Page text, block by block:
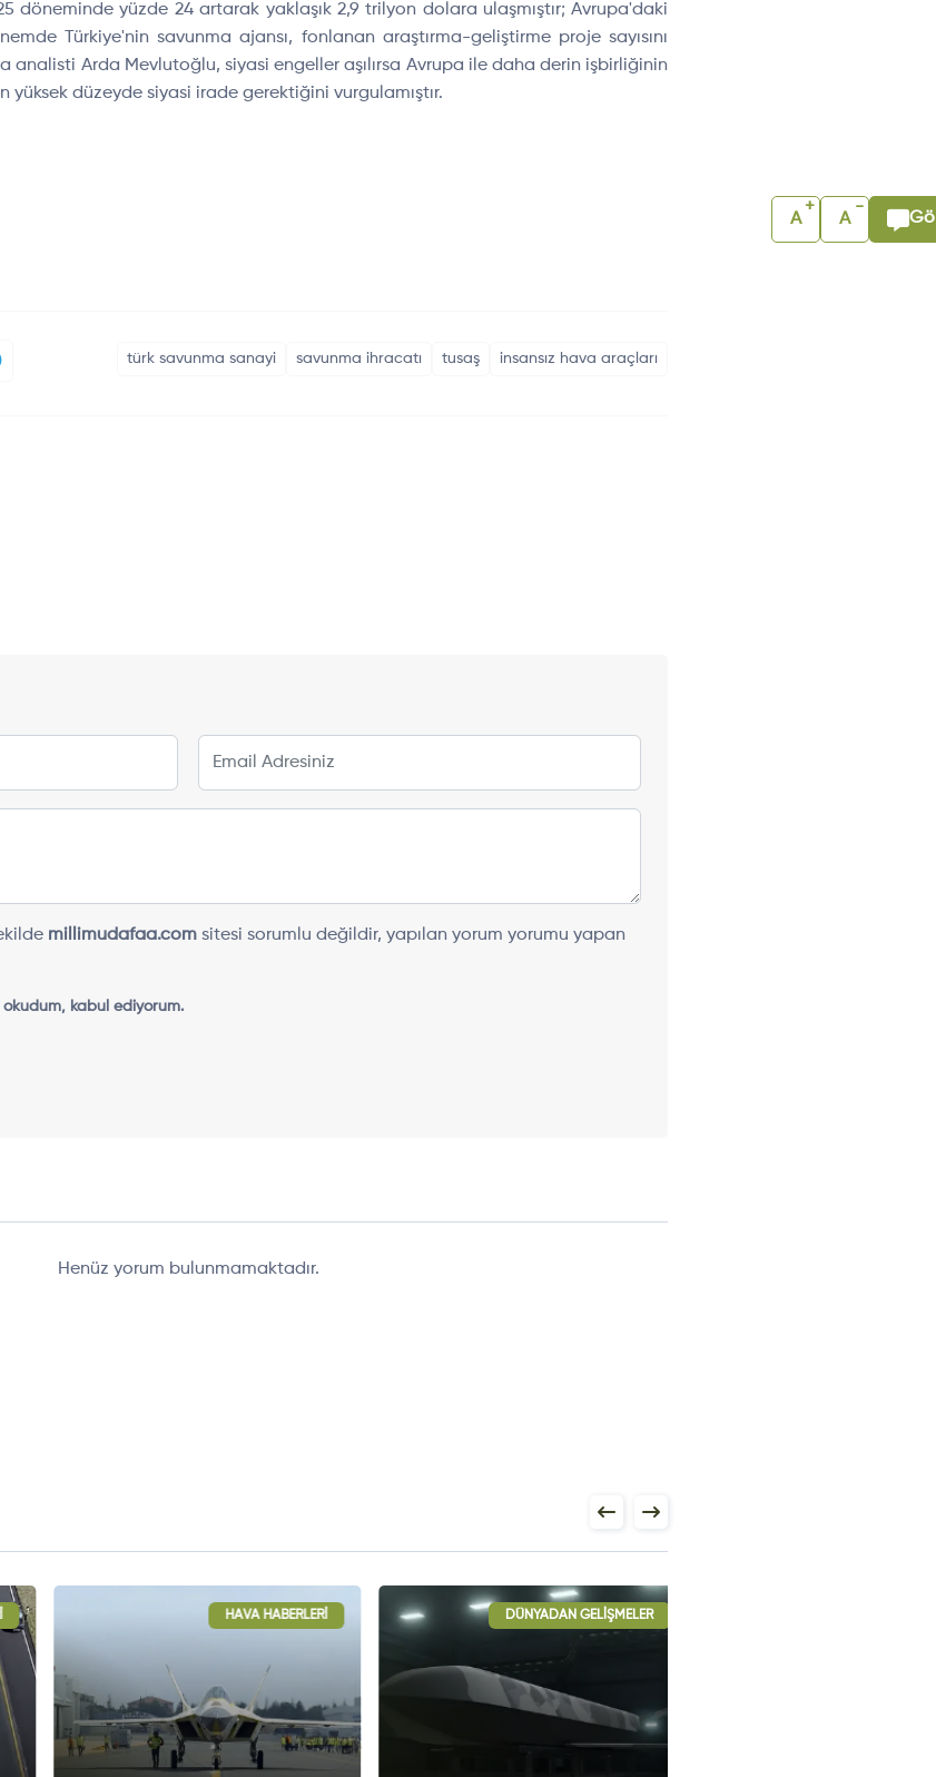
döneminde yüzde 24 artarak yaklaşık 2,9 trilyon dolara ulaşmıştır; Avrupa'daki
Türkiye'nin savunma ajansı, fonlanan araştırma-geliştirme proje sayısını
analisti Arda Mevlutoğlu, siyasi engeller aşılırsa Avrupa ile daha derin işbirliğinin
düzeyde siyasi irade gerektiğini vurgulamıştır.
türk savunma sanayi savunma ihracatı tusaş insansız hava araçları
millimudafaa.comsitesi sorumlu değildir, yapılan yorum yorumu yapan
kabul ediyorum.
Henüz yorum bulunmamaktadır.
HAVA HABERLERI HAVA HABERLERI
DÜNYADAN GELIŞMELER
A
+
A
-